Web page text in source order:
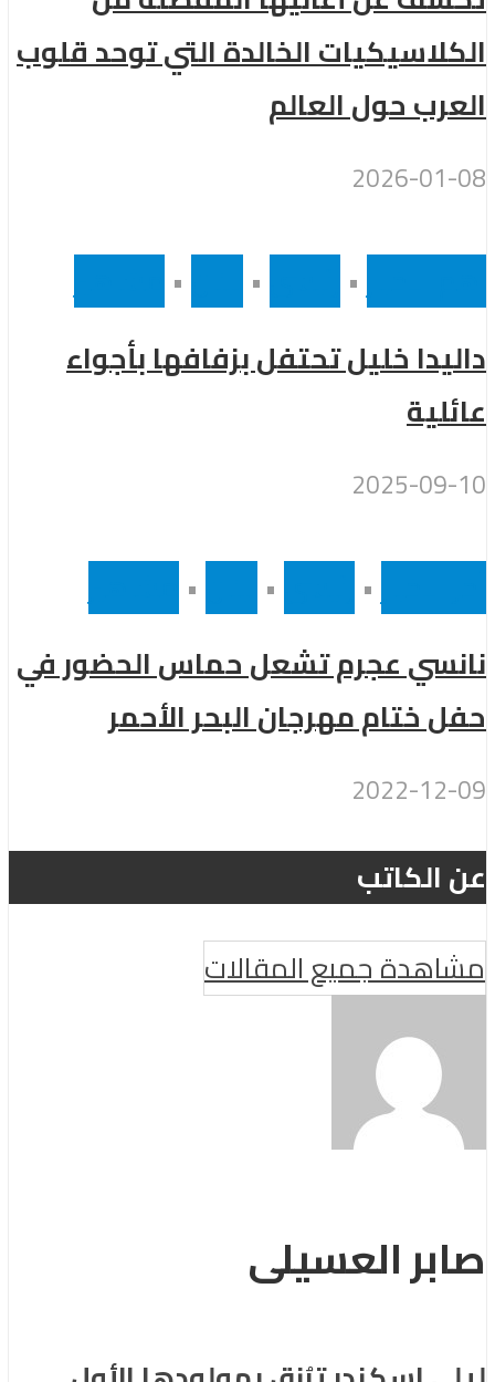
الخالدة التي توحد قلوب
حول العالم
2026-
رئيسى لبنان
مشاهير
خليل تحتفل بزفافها بأجواء
2025-
رئيسى لبنان
مشاهير
عجرم تشعل حماس الحضور في
ختام مهرجان البحر الأحمر
2022-
الكاتب
جميع المقالات
العسيلى